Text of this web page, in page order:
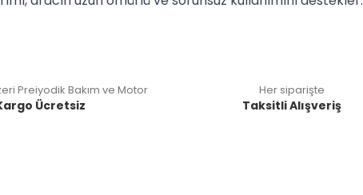
Preiyodik Bakım ve Motor
Ücretsiz
Her siparişte
Taksitli Alışveriş